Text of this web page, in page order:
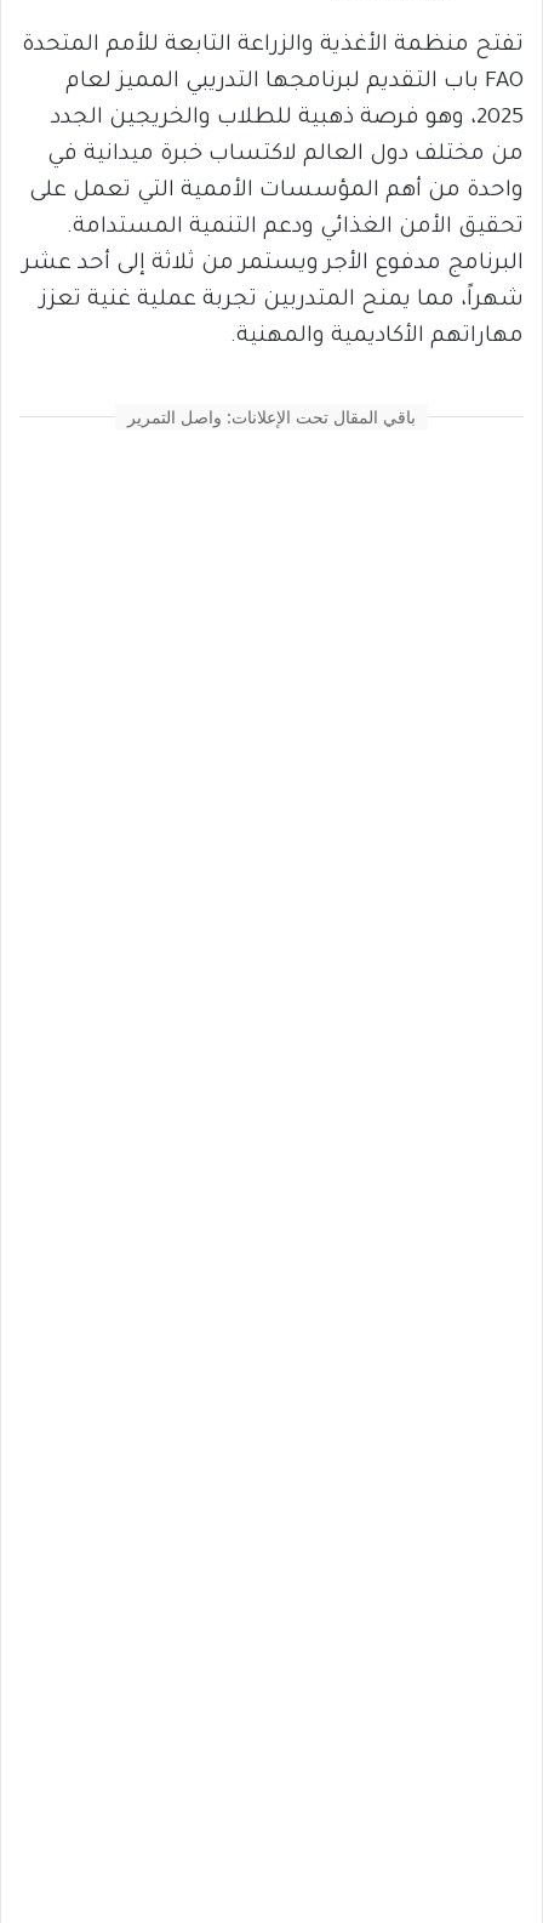
تفتح منظمة الأغذية والزراعة التابعة للأمم المتحدة
FAO باب التقديم لبرنامجها التدريبي المميز لعام
2025، وهو فرصة ذهبية للطلاب والخريجين الجدد
من مختلف دول العالم لاكتساب خبرة ميدانية في
واحدة من أهم المؤسسات الأممية التي تعمل على
تحقيق الأمن الغذائي ودعم التنمية المستدامة.
البرنامج مدفوع الأجر ويستمر من ثلاثة إلى أحد عشر
شهراً، مما يمنح المتدربين تجربة عملية غنية تعزز
مهاراتهم الأكاديمية والمهنية.
باقي المقال تحت الإعلانات: واصل التمرير